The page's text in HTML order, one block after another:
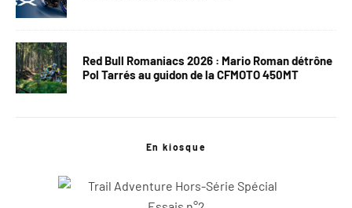
Red Bull Romaniacs 2026 : Mario Roman détrône
Pol Tarrés au guidon de la CFMOTO 450MT
En kiosque